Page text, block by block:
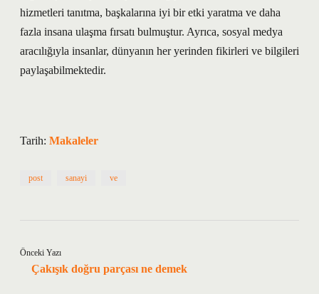
hizmetleri tanıtma, başkalarına iyi bir etki yaratma ve daha
fazla insana ulaşma fırsatı bulmuştur. Ayrıca, sosyal medya
aracılığıyla insanlar, dünyanın her yerinden fikirleri ve bilgileri
paylaşabilmektedir.
Tarih: Makaleler
post sanayi ve
Önceki Yazı
Çakışık doğru parçası ne demek